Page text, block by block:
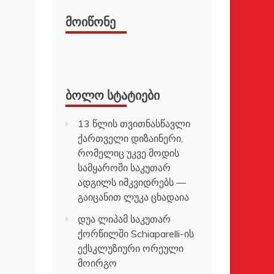
ᲛᲝᲘᲬᲝᲜᲔ
ᲑᲝᲚᲝ ᲡᲢᲐᲢᲘᲔᲑᲘ
13 წლის თვითნასწავლი
ქართველი დიზაინერი,
რომელიც უკვე მოდის
სამყაროში საკუთარ
ადგილს იმკვიდრებს —
გაიცანით ლუკა ცხადაია
დუა ლიპამ საკუთარ
ქორწილში Schiaparelli-ის
ექსკლუზიური ორეული
მოირგო